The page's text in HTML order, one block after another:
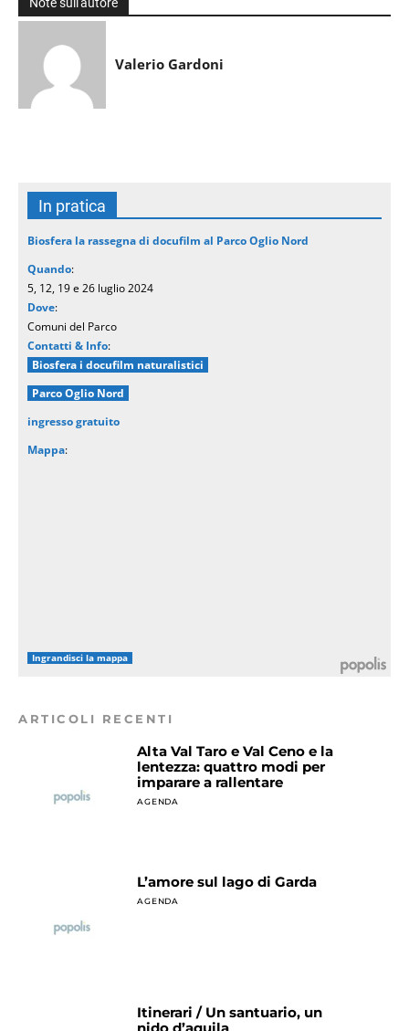
Valerio Gardoni
In pratica
Biosfera la rassegna di docufilm al Parco Oglio Nord
Quando:
5, 12, 19 e 26 luglio 2024
Dove:
Comuni del Parco
Contatti & Info:
Biosfera i docufilm naturalistici
Parco Oglio Nord
ingresso gratuito
Mappa:
Ingrandisci la mappa
ARTICOLI RECENTI
Alta Val Taro e Val Ceno e la
lentezza: quattro modi per
imparare a rallentare
AGENDA
L’amore sul lago di Garda
AGENDA
Itinerari / Un santuario, un